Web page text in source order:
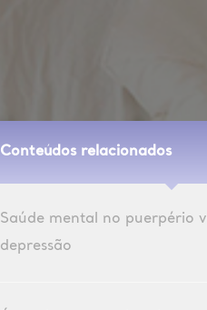
Conteúdos relacionados
Saúde mental no puerpério
depressão